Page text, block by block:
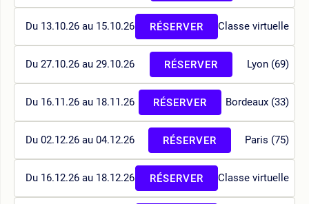
Du 13.10.26 au 15.10.26 Classe virtuelle
RÉSERVER
Du 27.10.26 au 29.10.26 Lyon (69)
RÉSERVER
Du 16.11.26 au 18.11.26 Bordeaux (33)
RÉSERVER
Du 02.12.26 au 04.12.26 Paris (75)
RÉSERVER
Du 16.12.26 au 18.12.26 Classe virtuelle
RÉSERVER